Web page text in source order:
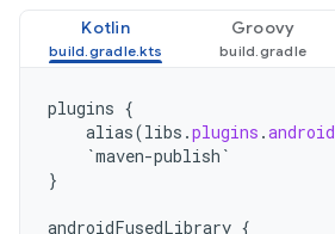
Kotlin Groovy
plugins {
alias(libs .plugins .android
`maven-publish`
}
androidFusedLibrary {